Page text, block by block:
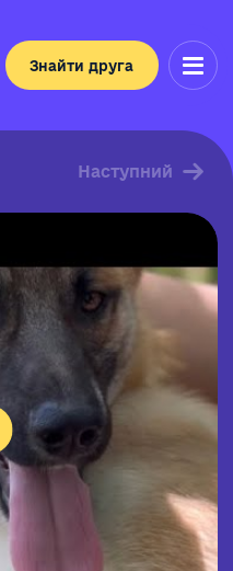
Знайти друга
Наступний